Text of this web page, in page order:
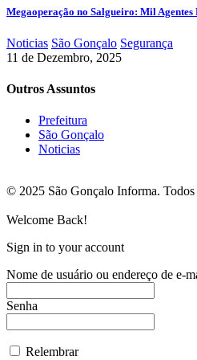
Megaoperação no Salgueiro: Mil
Noticias São Gonçalo Segurança
11 de Dezembro, 2025
Outros Assuntos
Prefeitura
São Gonçalo
Noticias
© 2025 São Gonçalo Informa. Todos
Welcome Back!
Sign in to your account
Nome de usuário ou endereço de e-
Senha
Relembrar